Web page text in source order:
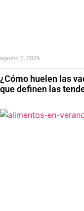
¿Cómo huelen las
que definen las
agosto 7, 2026